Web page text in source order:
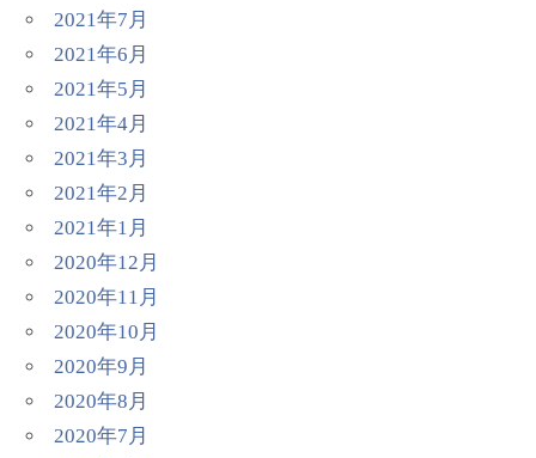
2021年7月
2021年6月
2021年5月
2021年4月
2021年3月
2021年2月
2021年1月
2020年12月
2020年11月
2020年10月
2020年9月
2020年8月
2020年7月